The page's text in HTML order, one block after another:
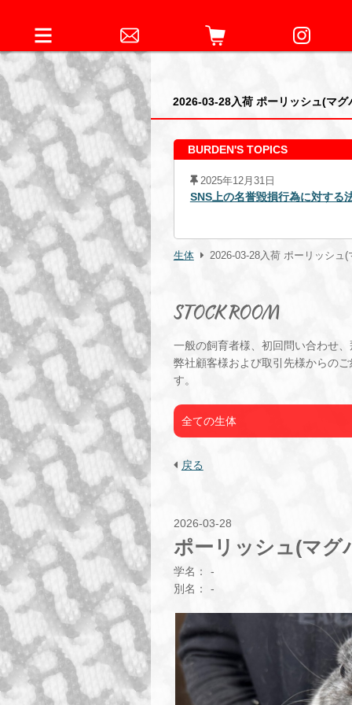
2026-03-28入荷 ポーリッシュ(マグ
BURDEN'S TOPICS
措置の経過について
2026年07月17日
Food &
生体 2026-03-28入荷 ポーリッシュ
STOCK ROOM
一般の飼育者様、初回問い合わせ
弊社顧客様および取引先様からの
す。
全ての生体
戻る
2026-03-28
ポーリッシュ(マグ
学名：
-
別名：
-